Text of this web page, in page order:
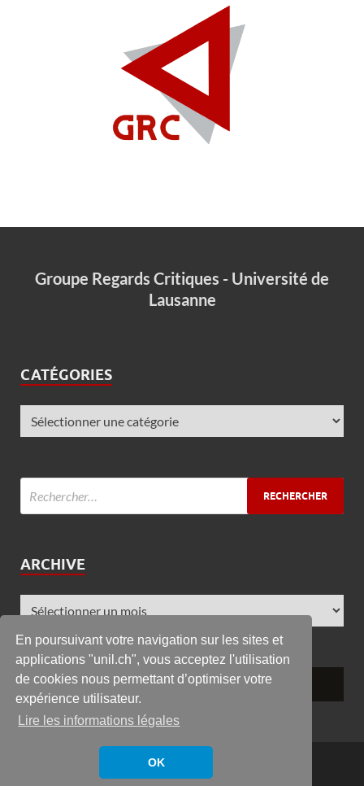
En poursuivant votre navigation sur les sites et
applications "unil.ch", vous acceptez l'utilisation
de cookies nous permettant d’optimiser votre
expérience utilisateur.
Lire les informations légales
OK
Groupe Regards Critiques - Université de
Lausanne
CATÉGORIES
ARCHIVE